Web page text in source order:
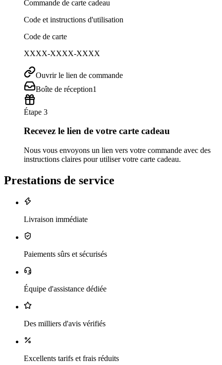
Commande de carte cadeau
Code et instructions d'utilisation
Code de carte
XXXX-XXXX-XXXX
Ouvrir le lien de commande
Boîte de réception1
Étape 3
Recevez le lien de votre carte cadeau
Nous vous envoyons un lien vers votre commande avec des
instructions claires pour utiliser votre carte cadeau.
Prestations de service
Livraison immédiate
Paiements sûrs et sécurisés
Équipe d'assistance dédiée
Des milliers d'avis vérifiés
Excellents tarifs et frais réduits